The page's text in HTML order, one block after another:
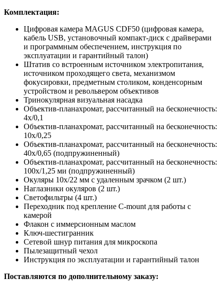
Комплектация:
Цифровая камера MAGUS CDF50 (цифровая камера,
кабель USB, установочный компакт-диск с драйверами
и программным обеспечением, инструкция по
эксплуатации и гарантийный талон)
Штатив со встроенным источником электропитания,
источником проходящего света, механизмом
фокусировки, предметным столиком, конденсорным
устройством и револьвером объективов
Тринокулярная визуальная насадка
Объектив-планахромат, рассчитанный на бесконечность:
4x/0,1
Объектив-планахромат, рассчитанный на бесконечность:
10x/0,25
Объектив-планахромат, рассчитанный на бесконечность:
40x/0,65 (подпружиненный)
Объектив-планахромат, рассчитанный на бесконечность:
100x/1,25 ми (подпружиненный)
Окуляры 10x/22 мм с удаленным зрачком (2 шт.)
Наглазники окуляров (2 шт.)
Светофильтры (4 шт.)
Переходник под крепление C-mount для работы с
камерой
Флакон с иммерсионным маслом
Ключ-шестигранник
Сетевой шнур питания для микроскопа
Пылезащитный чехол
Инструкция по эксплуатации и гарантийный талон
Поставляются по дополнительному заказу: